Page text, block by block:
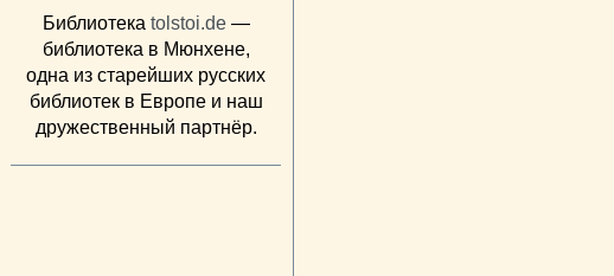
Библиотека tolstoi.de—
библиотека в Мюнхене,
одна из старейших русских
библиотек в Европе и наш
дружественный партнёр.